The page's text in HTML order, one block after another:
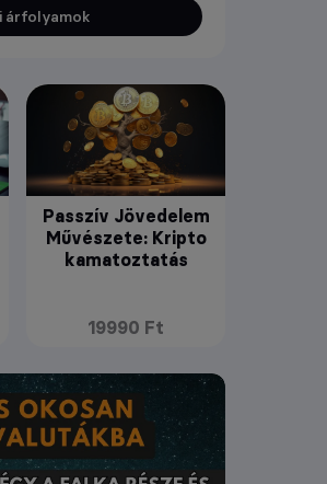
árfolyamok
Passzív Jövedelem
Művészete: Kripto
kamatoztatás
19990 Ft